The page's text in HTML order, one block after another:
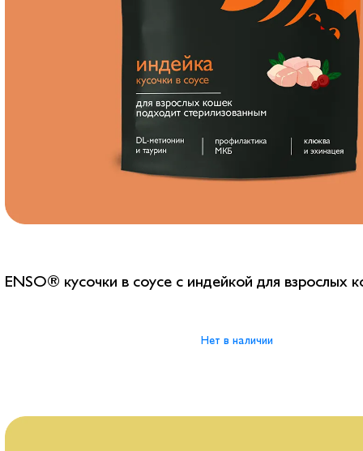
ENSO® кусочки в соусе с индейкой для взрослых
Нет в наличии